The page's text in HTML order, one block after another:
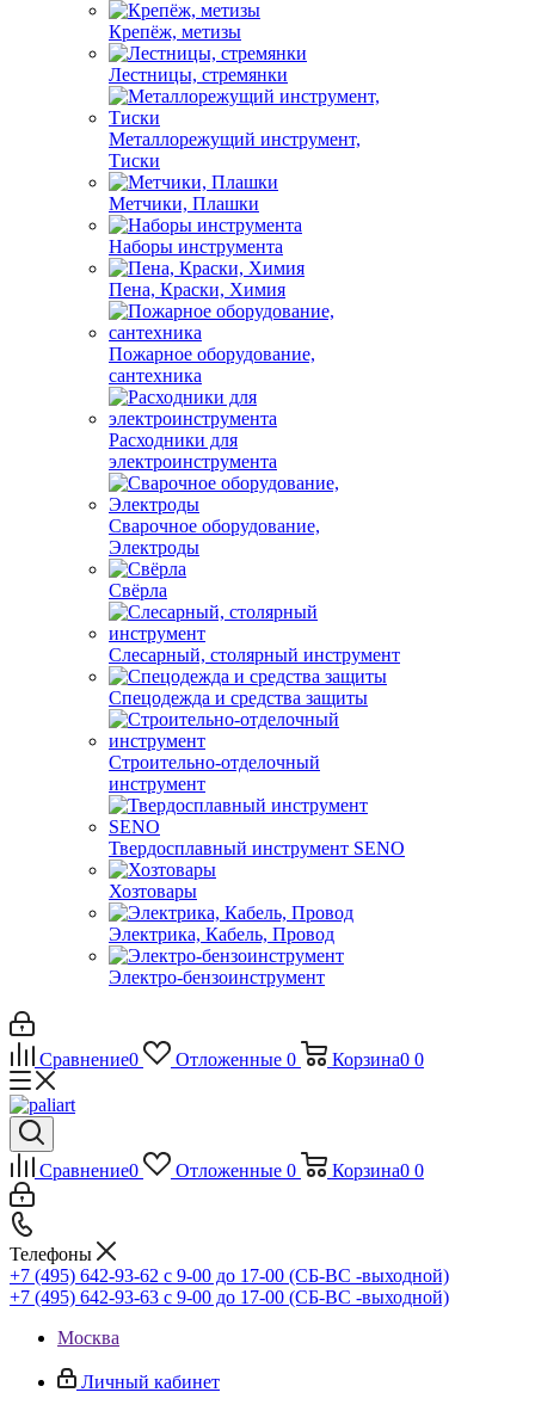
Крепёж, метизы
Лестницы, стремянки
Металлорежущий инструмент,
Тиски
Метчики, Плашки
Наборы инструмента
Пена, Краски, Химия
Пожарное оборудование,
сантехника
Расходники для
электроинструмента
Сварочное оборудование,
Электроды
Свёрла
Слесарный, столярный инструмент
Спецодежда и средства защиты
Строительно-отделочный
инструмент
Твердосплавный инструмент SENO
Хозтовары
Электрика, Кабель, Провод
Электро-бензоинструмент
Сравнение0 Отложенные 0 Корзина0 0
Сравнение0 Отложенные 0 Корзина0 0
Телефоны
+7 (495) 642-93-62 c 9-00 до 17-00 (СБ-ВС -выходной)
+7 (495) 642-93-63 c 9-00 до 17-00 (СБ-ВС -выходной)
Москва
Личный кабинет